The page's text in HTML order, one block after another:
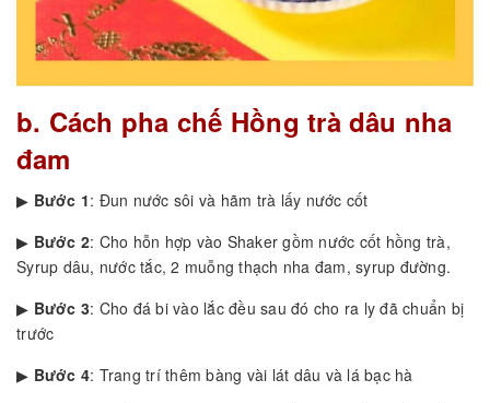
b. Cách pha chế Hồng trà dâu nha
đam
▶ Bước 1: Đun nước sôi và hãm trà lấy nước cốt
▶ Bước 2: Cho hỗn hợp vào Shaker gồm nước cốt hồng trà,
Syrup dâu, nước tắc, 2 muỗng thạch nha đam, syrup đường.
▶ Bước 3: Cho đá bi vào lắc đều sau đó cho ra ly đã chuẩn bị
trước
▶ Bước 4: Trang trí thêm bàng vài lát dâu và lá bạc hà